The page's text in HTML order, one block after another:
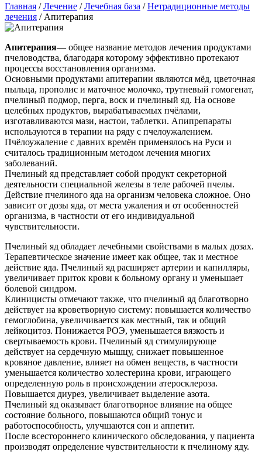
Главная /Лечение /Лечебная база /Нетрадиционные методы
лечения / Апитерапия
Апитерапия— общее название методов лечения продуктами
пчеловодства, благодаря которому эффективно протекают
процессы восстановления организма.
Основными продуктами апитерапии являются мёд, цветочная
пыльца, прополис и маточное молочко, трутневый гомогенат,
пчелиный подмор, перга, воск и пчелиный яд. На основе
целебных продуктов, вырабатываемых пчёлами,
изготавливаются мази, настои, таблетки. Апипрепараты
используются в терапии на ряду с пчелоужалением.
Пчёлоужаление с давних времён применялось на Руси и
считалось традиционным методом лечения многих
заболеваний.
Пчелиный яд представляет собой продукт секреторной
деятельности специальной железы в теле рабочей пчелы.
Действие пчелиного яда на организм человека сложное. Оно
зависит от дозы яда, от места ужаления и от особенностей
организма, в частности от его индивидуальной
чувствительности.
Пчелиный яд обладает лечебными свойствами в малых дозах.
Терапевтическое значение имеет как общее, так и местное
действие яда. Пчелиный яд расширяет артерии и капилляры,
увеличивает приток крови к больному органу и уменьшает
болевой синдром.
Клиницисты отмечают также, что пчелиный яд благотворно
действует на кроветворную систему: повышается количество
гемоглобина, увеличивается как местный, так и общий
лейкоцитоз. Понижается РОЭ, уменьшается вязкость и
свертываемость крови. Пчелиный яд стимулирующе
действует на сердечную мышцу, снижает повышенное
кровяное давление, влияет на обмен веществ, в частности
уменьшается количество холестерина крови, играющего
определенную роль в происхождении атеросклероза.
Повышается диурез, увеличивает выделение азота.
Пчелиный яд оказывает благотворное влияние на общее
состояние больного, повышаются общий тонус и
работоспособность, улучшаются сон и аппетит.
После всестороннего клинического обследования, у пациента
производят определение чувствительности к пчелиному яду.